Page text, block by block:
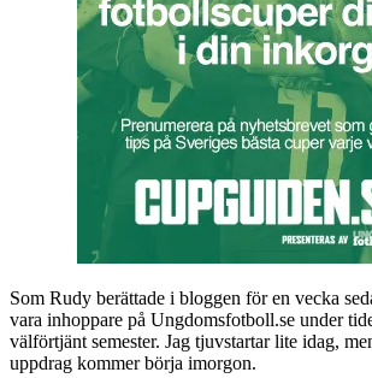
Som Rudy berättade i bloggen för en vecka
vara inhoppare på Ungdomsfotboll.se under
välförtjänt semester. Jag tjuvstartar lite idag,
uppdrag kommer börja imorgon.